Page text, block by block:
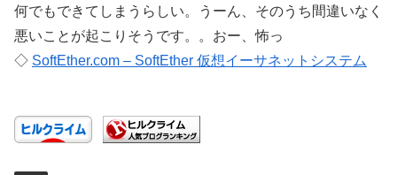
何でもできてしまうらしい。うーん、そのうち間違いなく
悪いことが起こりそうです。。おー、怖っ
◇ SoftEther.com – SoftEther 仮想イーサネットシステム